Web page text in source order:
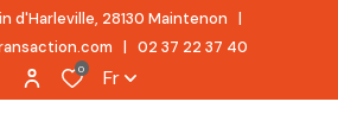
d'Harleville, 28130 Maintenon |
| 02 37 22 37 40
0 Fr